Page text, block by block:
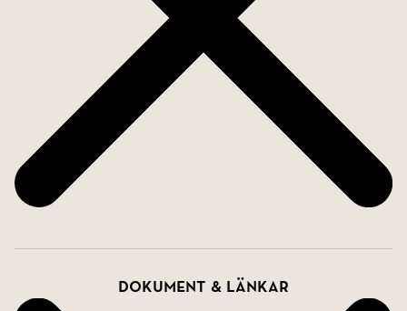
Dokument & länkar